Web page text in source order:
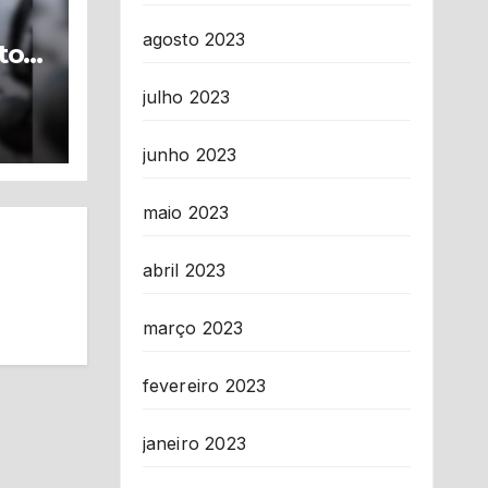
e
agosto 2023
julho 2023
junho 2023
maio 2023
abril 2023
março 2023
fevereiro 2023
janeiro 2023